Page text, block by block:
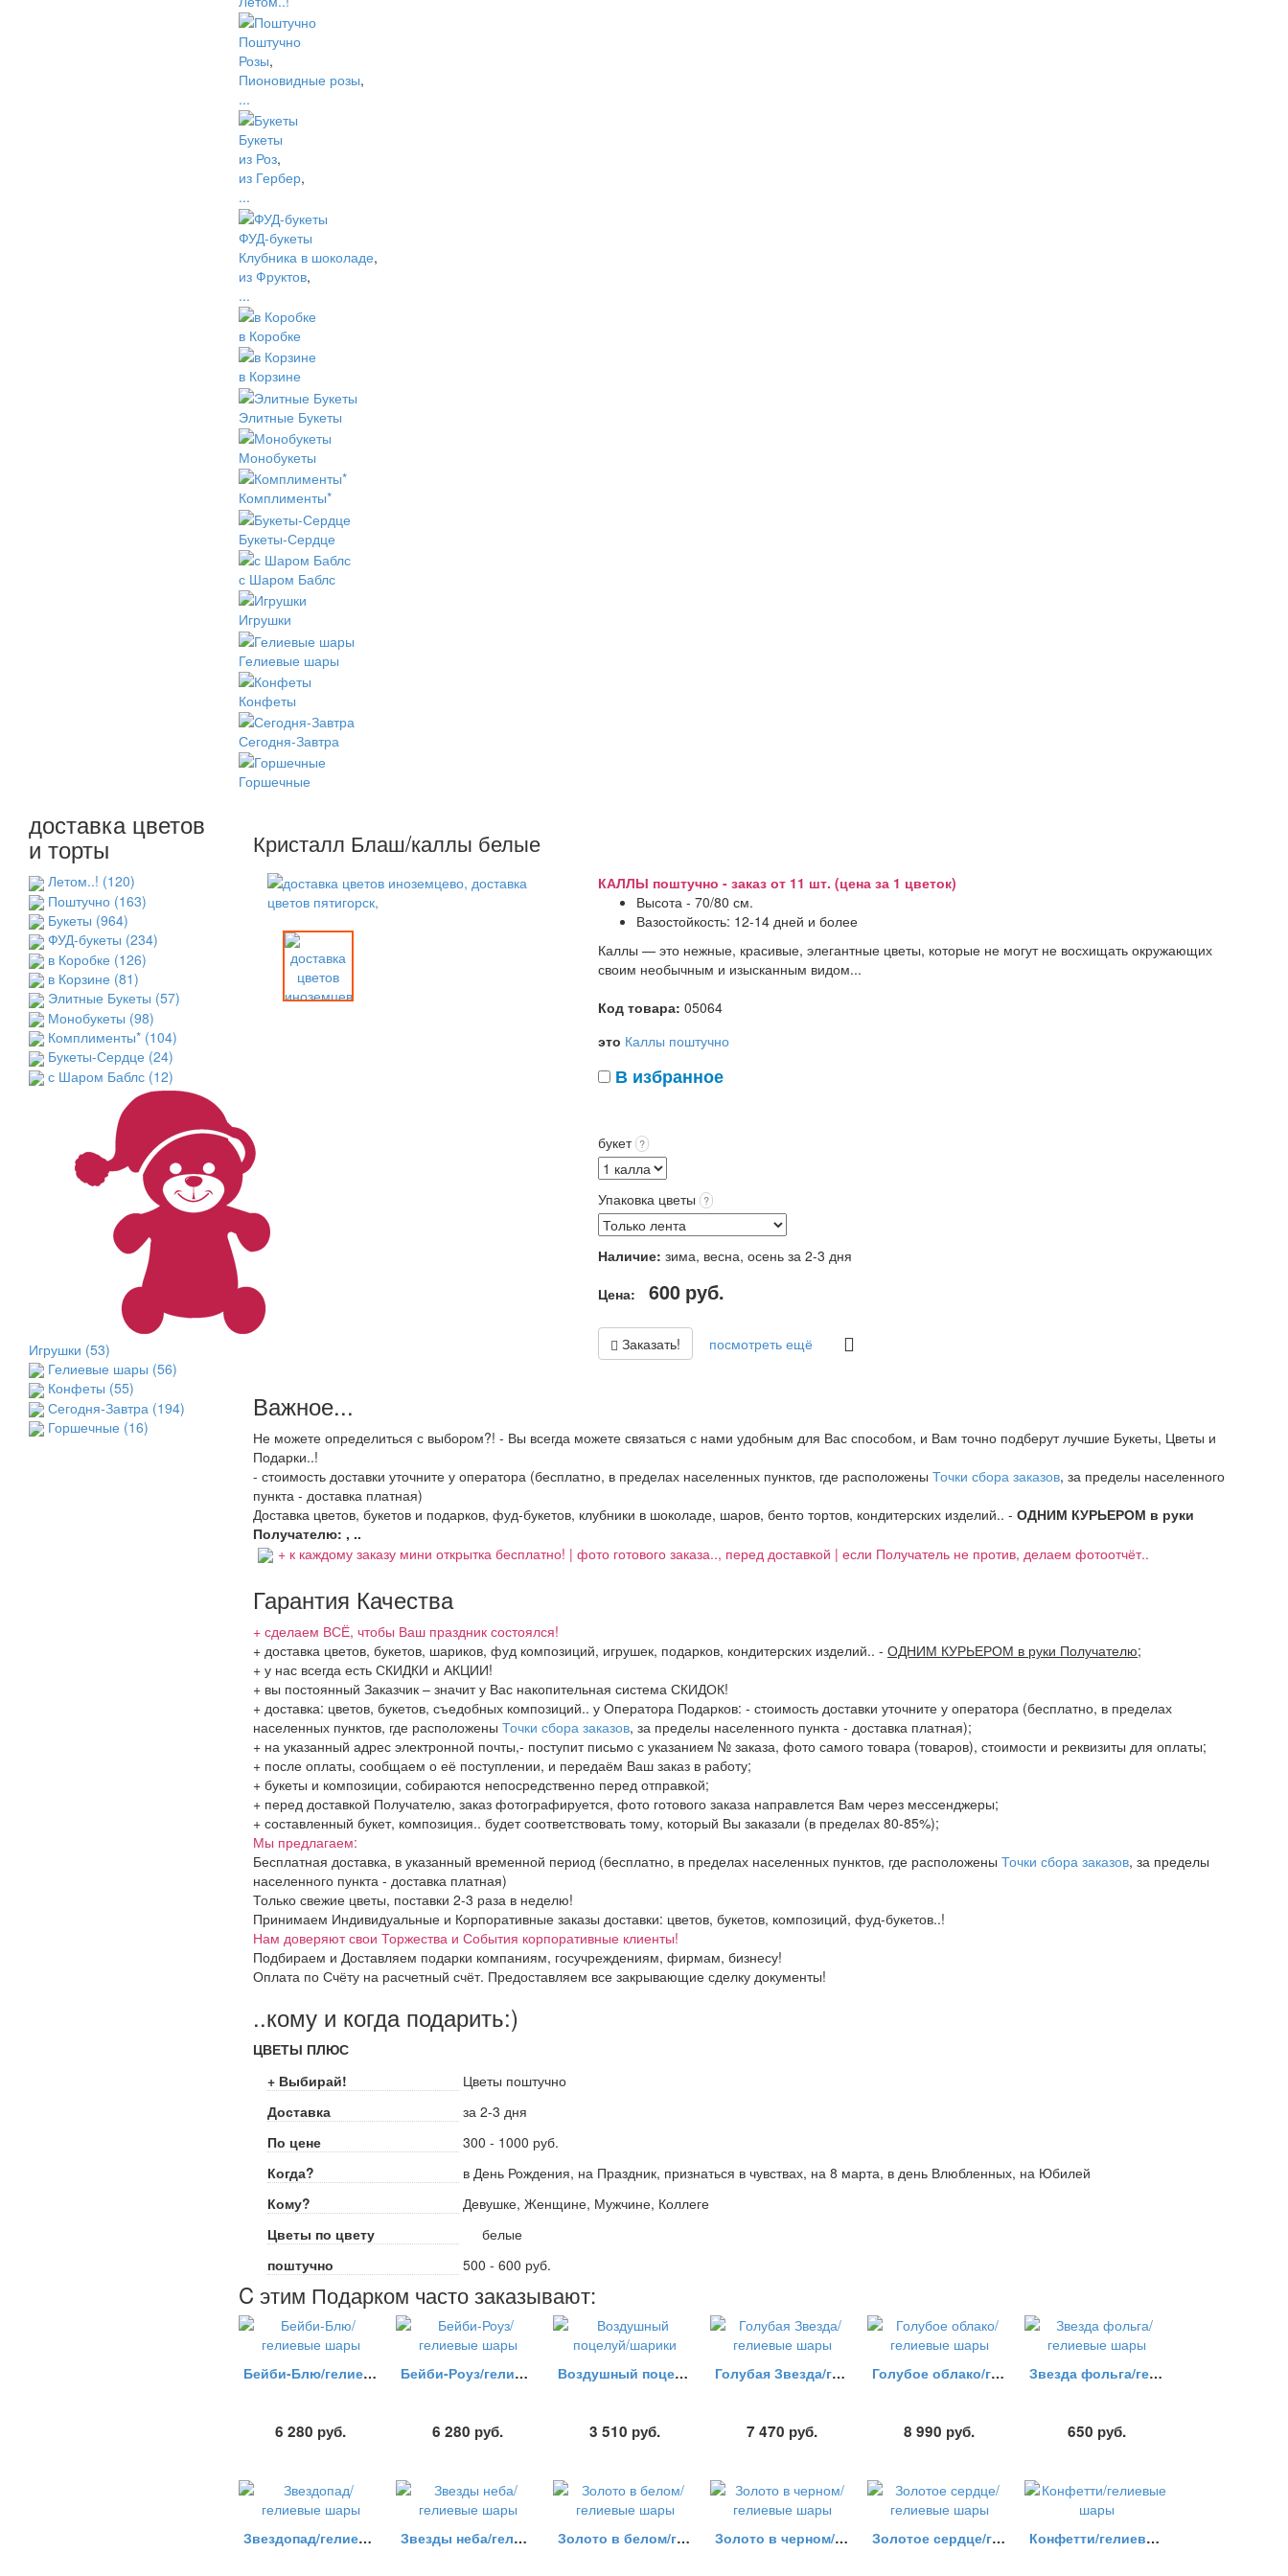
Поштучно
Розы,
Пионовидные розы,
...
Букеты
из Роз,
из Гербер,
...
ФУД-букеты
Клубника в шоколаде,
из Фруктов,
...
в Коробке
в Корзине
Элитные Букеты
Монобукеты
Комплименты*
Букеты-Сердце
с Шаром Баблс
Игрушки
Гелиевые шары
Конфеты
Сегодня-Завтра
Горшечные
доставка цветов
и торты
Летом..! (120)
Поштучно (163)
Букеты (964)
ФУД-букеты (234)
в Коробке (126)
в Корзине (81)
Элитные Букеты (57)
Монобукеты (98)
Комплименты* (104)
Букеты-Сердце (24)
с Шаром Баблс (12)
Игрушки (53)
Гелиевые шары (56)
Конфеты (55)
Сегодня-Завтра (194)
Горшечные (16)
Кристалл Блаш/каллы белые
КАЛЛЫ поштучно - заказ от 11 шт. (цена за 1 цветок)
Высота - 70/80 см.
Вазостойкость: 12-14 дней и более
Каллы — это нежные, красивые, элегантные цветы, которые не могут не восхищать окружающих
своим необычным и изысканным видом...
Код товара: 05064
это Каллы поштучно
В избранное
букет ?
Упаковка цветы ?
Наличие: зима, весна, осень за 2-3 дня
Цена:
600 руб.
Заказать! посмотреть ещё
Важное...
Не можете определиться с выбором?! - Вы всегда можете связаться с нами удобным для Вас способом, и Вам точно подберут лучшие Букеты, Цветы и
Подарки..!
- стоимость доставки уточните у оператора (бесплатно, в пределах населенных пунктов, где расположены Точки сбора заказов, за пределы населенного
пункта - доставка платная)
Доставка цветов, букетов и подарков, фуд-букетов, клубники в шоколаде, шаров, бенто тортов, кондитерских изделий.. - ОДНИМ КУРЬЕРОМ в руки
Получателю: , ..
+ к каждому заказу мини открытка бесплатно! | фото готового заказа.., перед доставкой | если Получатель не против, делаем фотоотчёт..
Гарантия Качества
+ сделаем ВСЁ, чтобы Ваш праздник состоялся!
+ доставка цветов, букетов, шариков, фуд композиций, игрушек, подарков, кондитерских изделий.. - ОДНИМ КУРЬЕРОМ в руки Получателю;
+ у нас всегда есть СКИДКИ и АКЦИИ!
+ вы постоянный Заказчик – значит у Вас накопительная система СКИДОК!
+ доставка: цветов, букетов, съедобных композиций.. у Оператора Подарков: - стоимость доставки уточните у оператора (бесплатно, в пределах
населенных пунктов, где расположены Точки сбора заказов, за пределы населенного пункта - доставка платная);
+ на указанный адрес электронной почты,- поступит письмо с указанием № заказа, фото самого товара (товаров), стоимости и реквизиты для оплаты;
+ после оплаты, сообщаем о её поступлении, и передаём Ваш заказ в работу;
+ букеты и композиции, собираются непосредственно перед отправкой;
+ перед доставкой Получателю, заказ фотографируется, фото готового заказа направлется Вам через мессенджеры;
+ составленный букет, композиция.. будет соответствовать тому, который Вы заказали (в пределах 80-85%);
Мы предлагаем:
Бесплатная доставка, в указанный временной период (бесплатно, в пределах населенных пунктов, где расположены Точки сбора заказов, за пределы
населенного пункта - доставка платная)
Только свежие цветы, поставки 2-3 раза в неделю!
Принимаем Индивидуальные и Корпоративные заказы доставки: цветов, букетов, композиций, фуд-букетов..!
Нам доверяют свои Торжества и События корпоративные клиенты!
Подбираем и Доставляем подарки компаниям, госучреждениям, фирмам, бизнесу!
Оплата по Счёту на расчетный счёт. Предоставляем все закрывающие сделку документы!
..кому и когда подарить:)
ЦВЕТЫ ПЛЮС
+ Выбирай!
Цветы поштучно
Доставка
за 2-3 дня
По цене
300 - 1000 руб.
Когда?
в День Рождения, на Праздник, признаться в чувствах, на 8 марта, в день Влюбленных, на Юбилей
Кому?
Девушке, Женщине, Мужчине, Коллеге
Цветы по цвету
белые
поштучно
500 - 600 руб.
C этим Подарком часто заказывают:
Бейби-Блю/гелиевые шары
6 280 руб.
Бейби-Роуз/гелиевые шары
6 280 руб.
Воздушный поцелуй/шарики
3 510 руб.
Голубая Звезда/гелиевые шары
7 470 руб.
Голубое облако/гелиевые шары
8 990 руб.
Звезда фольга/гелиевые шары
650 руб.
Звездопад/гелиевые шары Звезды неба/гелиевые шары Золото в белом/гелиевые шары Золото в черном/гелиевые шары Золотое сердце/гелиевые шары Конфетти/гелиевые шары